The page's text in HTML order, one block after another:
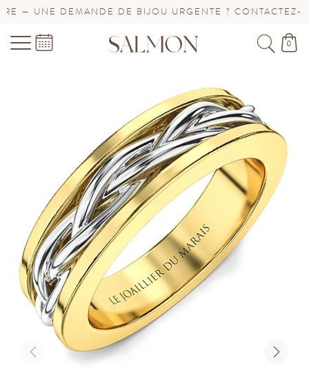
— UNE DEMANDE DE BIJOU URGENTE ? CONTACTEZ-
0